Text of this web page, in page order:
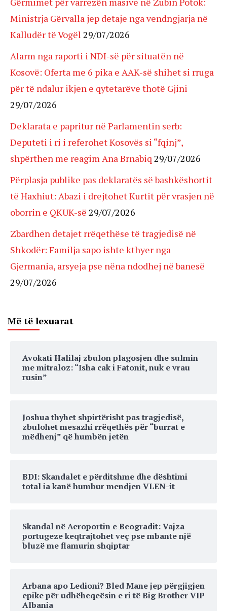
Ministrja Gërvalla jep detaje nga vendngjarja në
Kalludër të Vogël 29/07/2026
Alarm nga raporti i NDI-së për situatën në
Kosovë: Oferta me 6 pika e AAK-së shihet si rruga
për të ndalur ikjen e qytetarëve thotë Gjini
29/07/2026
Deklarata e papritur në Parlamentin serb:
Deputeti i ri i referohet Kosovës si “fqinj”,
shpërthen me reagim Ana Brnabiq 29/07/2026
Përplasja publike pas deklaratës së bashkëshortit
të Haxhiut: Abazi i drejtohet Kurtit për vrasjen në
oborrin e QKUK-së 29/07/2026
Zbardhen detajet rrëqethëse të tragjedisë në
Shkodër: Familja sapo ishte kthyer nga
Gjermania, arsyeja pse nëna ndodhej në banesë
29/07/2026
Më të lexuarat
Avokati Halilaj zbulon plagosjen dhe sulmin
me mitraloz: “Isha cak i Fatonit, nuk e vrau
rusin”
Joshua thyhet shpirtërisht pas tragjedisë,
zbulohet mesazhi rrëqethës për “burrat e
mëdhenj” që humbën jetën
BDI: Skandalet e përditshme dhe dështimi
total ia kanë humbur mendjen VLEN-it
Skandal në Aeroportin e Beogradit: Vajza
portugeze keqtrajtohet veç pse mbante një
bluzë me flamurin shqiptar
Arbana apo Ledioni? Bled Mane jep përgjigjen
epike për udhëheqeësin e ri të Big Brother VIP
Albania